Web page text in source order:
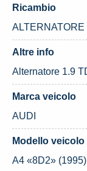
Ricambio
ALTERNATORE
Altre info
Alternatore 1.9
Marca veicolo
AUDI
Modello veicolo
A4 «8D2» (1995)